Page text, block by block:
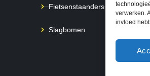
verwerken.
invloed
Fietsenstaanders
Slagbomen